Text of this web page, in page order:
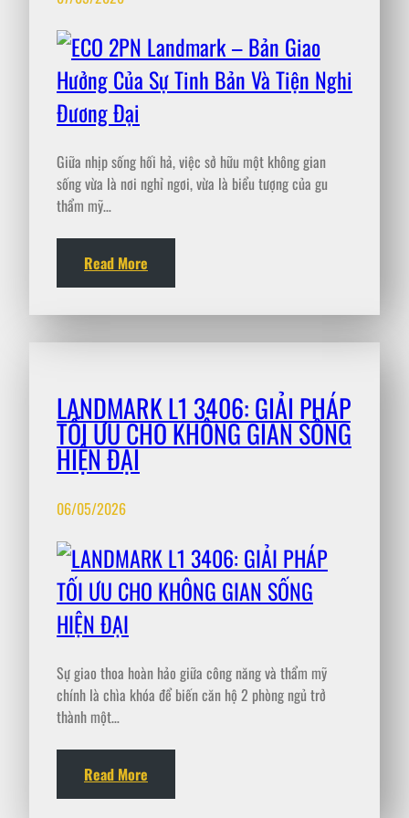
Giữa nhịp sống hối hả, việc sở hữu một không gian
sống vừa là nơi nghỉ ngơi, vừa là biểu tượng của gu
thẩm mỹ…
Read More
LANDMARK L1 3406: GIẢI PHÁP
TỐI ƯU CHO KHÔNG GIAN SỐNG
HIỆN ĐẠI
06/05/2026
Sự giao thoa hoàn hảo giữa công năng và thẩm mỹ
chính là chìa khóa để biến căn hộ 2 phòng ngủ trở
thành một…
Read More